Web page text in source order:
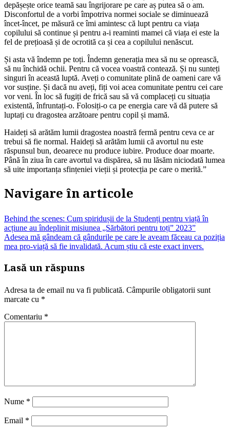
depășește orice teamă sau îngrijorare pe care aș putea să o am.
Disconfortul de a vorbi împotriva normei sociale se diminuează
încet-încet, pe măsură ce îmi amintesc că lupt pentru ca viața
copilului să continue și pentru a-i reaminti mamei că viața ei este la
fel de prețioasă și de ocrotită ca și cea a copilului nenăscut.
Și asta vă îndemn pe toți. Îndemn generația mea să nu se oprească,
să nu închidă ochii. Pentru că vocea voastră contează. Și nu sunteți
singuri în această luptă. Aveți o comunitate plină de oameni care vă
vor susține. Și dacă nu aveți, fiți voi acea comunitate pentru cei care
vor veni. În loc să fugiți de frică sau să vă complaceți cu situația
existentă, înfruntați-o. Folosiți-o ca pe energia care vă dă putere să
luptați cu dragostea arzătoare pentru copil și mamă.
Haideți să arătăm lumii dragostea noastră fermă pentru ceva ce ar
trebui să fie normal. Haideți să arătăm lumii că avortul nu este
răspunsul bun, deoarece nu produce iubire. Produce doar moarte.
Până în ziua în care avortul va dispărea, să nu lăsăm niciodată lumea
să uite importanța sfințeniei vieții și protecția pe care o merită.”
Navigare în articole
Behind the scenes: Cum spiridușii de la Studenți pentru viață în
acțiune au îndeplinit misiunea „Sărbători pentru toți” 2023”
Adesea mă gândeam că gândurile pe care le aveam făceau ca poziția
mea pro-viață să fie invalidată. Acum știu că este exact invers.
Lasă un răspuns
Adresa ta de email nu va fi publicată. Câmpurile obligatorii sunt
marcate cu *
Comentariu *
Nume *
Email *